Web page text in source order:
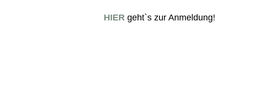
HIER geht`s zur Anmeldung!